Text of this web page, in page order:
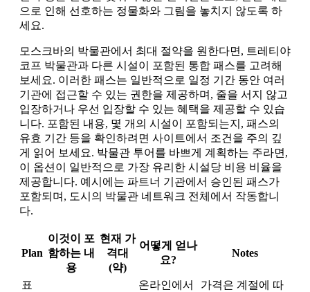
으로 인해 선호하는 정물화와 그림을 놓치지 않도록 하
세요.
모스크바의 박물관에서 최대 절약을 원한다면, 트레티야
코프 박물관과 다른 시설이 포함된 통합 패스를 고려해
보세요. 이러한 패스는 일반적으로 일정 기간 동안 여러
기관에 접근할 수 있는 권한을 제공하며, 줄을 서지 않고
입장하거나 우선 입장할 수 있는 혜택을 제공할 수 있습
니다. 포함된 내용, 몇 개의 시설이 포함되는지, 패스의
유효 기간 등을 확인하려면 사이트에서 조건을 주의 깊
게 읽어 보세요. 박물관 투어를 바쁘게 계획하는 주라면,
이 옵션이 일반적으로 가장 유리한 시설당 비용 비율을
제공합니다. 예시에는 파트너 기관에서 승인된 패스가
포함되며, 도시의 박물관 네트워크 전체에서 작동합니
다.
Plan
이것이 포
함하는 내
용
현재 가
격대
(약)
어떻게 얻나
요?
Notes
표
온라인에서
가격은 계절에 따